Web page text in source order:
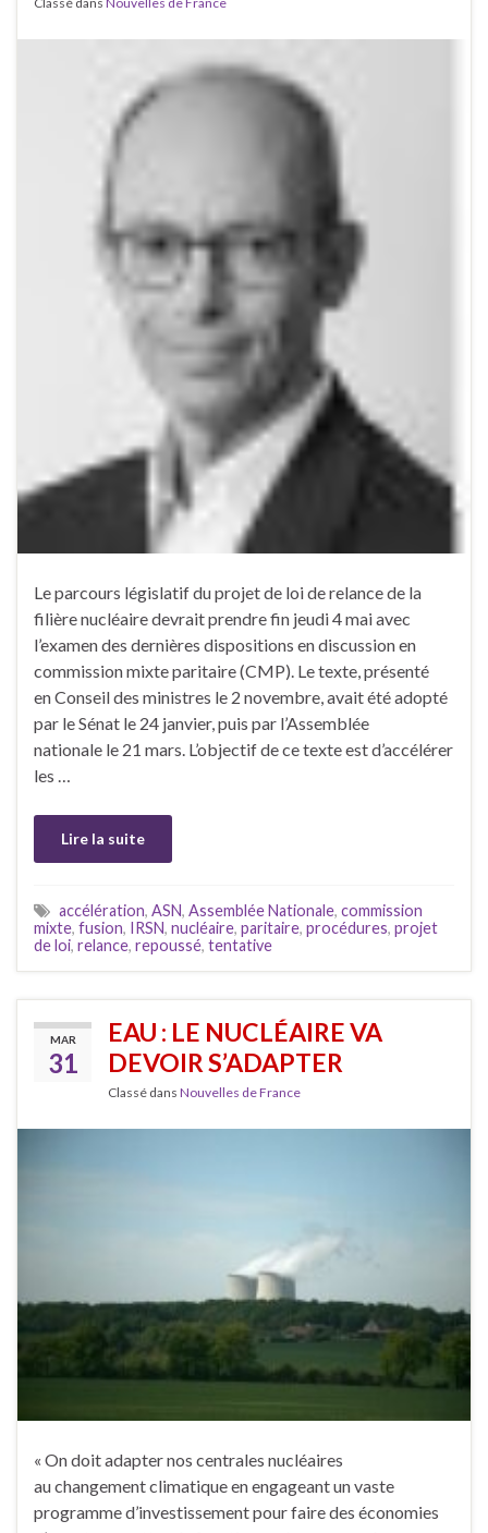
Le parcours législatif du projet de loi de relance de la
filière nucléaire devrait prendre fin jeudi 4 mai avec
l’examen des dernières dispositions en discussion en
commission mixte paritaire (CMP). Le texte, présenté
en Conseil des ministres le 2 novembre, avait été adopté
par le Sénat le 24 janvier, puis par l’Assemblée
nationale le 21 mars. L’objectif de ce texte est d’accélérer
les …
Lire la suite
accélération, ASN, Assemblée Nationale, commission
mixte, fusion, IRSN, nucléaire, paritaire, procédures, projet
de loi, relance, repoussé, tentative
MAR
31
EAU : LE NUCLÉAIRE VA
DEVOIR S’ADAPTER
Classé dans Nouvelles de France
« On doit adapter nos centrales nucléaires
au changement climatique en engageant un vaste
programme d’investissement pour faire des économies